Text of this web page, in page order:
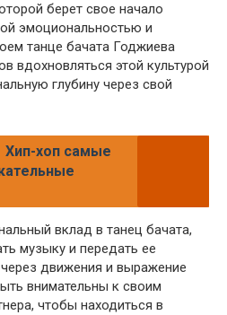
берет свое начало
эмоциональностью и
танце бачата Годжиева
вдохновляться этой культурой
глубину через свой
Хип-хоп самые
вклад в танец бачата,
музыку и передать ее
движения и выражение
внимательны к своим
чтобы находиться в